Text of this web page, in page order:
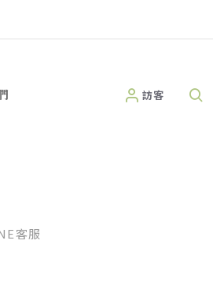
訪客
客服